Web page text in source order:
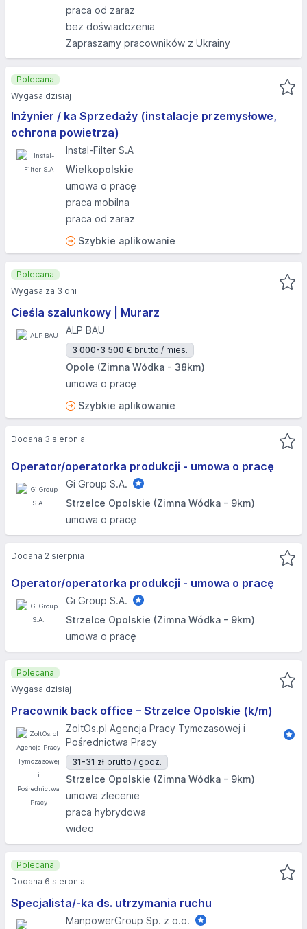
praca od zaraz
bez doświadczenia
Zapraszamy pracowników z Ukrainy
Inżynier / ka Sprzedaży (instalacje przemysłowe,
ochrona powietrza)
Instal-Filter S.A
Wielkopolskie
umowa o pracę
praca mobilna
praca od zaraz
Szybkie aplikowanie
Polecana
Wygasa dzisiaj
Cieśla szalunkowy | Murarz
ALP BAU
3 000-3 500 € brutto / mies.
Opole (Zimna Wódka - 38km)
umowa o pracę
Szybkie aplikowanie
Polecana
Wygasa za 3 dni
Operator/operatorka produkcji - umowa o pracę
Gi Group S.A.
Strzelce Opolskie (Zimna Wódka - 9km)
umowa o pracę
Dodana 3 sierpnia
Operator/operatorka produkcji - umowa o pracę
Gi Group S.A.
Strzelce Opolskie (Zimna Wódka - 9km)
umowa o pracę
Dodana 2 sierpnia
Pracownik back office – Strzelce Opolskie (k/m)
ZoltOs.pl Agencja Pracy Tymczasowej i
Pośrednictwa Pracy
31-31 zł brutto / godz.
Strzelce Opolskie (Zimna Wódka - 9km)
umowa zlecenie
praca hybrydowa
wideo
Polecana
Wygasa dzisiaj
Specjalista/-ka ds. utrzymania ruchu
ManpowerGroup Sp. z o.o.
Polecana
Dodana 6 sierpnia